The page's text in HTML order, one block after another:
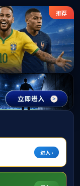
)官网|Official
找不到对应的栏目！